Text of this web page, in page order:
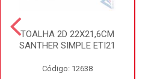
TOALHA 2D 22X21,6CM
SANTHER SIMPLE ETI21
Código: 12638